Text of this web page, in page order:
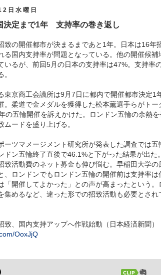
日水曜日
決定まで1年 支持率の巻き返し
致の開催都市が決まるまであと1年。日本は16年
る国内支持率が問題となっている。他の開催候補
いるが、前回5月の日本の支持率は47%。支持率
東京商工会議所は9月7日に都内で開催都市決定1
。柔道で金メダルを獲得した松本薫選手らがトー
の五輪開催を訴えかけた。ロンドン五輪の余熱
ムードを盛り上げる。
ーツマメージメント研究所が発表した調査では五
ドン五輪終了直後で46.1%と下がった結果が出た
致活動費のネット募金も伸び悩む。早稲田大学の
、ロンドンでもロンドン五輪の開催前は支持率は
「開催してよかった」との声が高まったという。
集めるなど、違った形での招致活動も必要とされ
致、国内支持アップへ作戦始動（日本経済新聞）
OoxJjQ